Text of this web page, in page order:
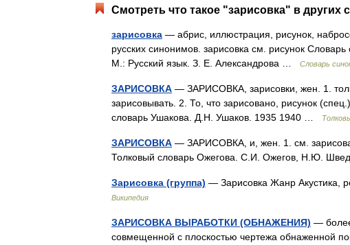
Смотреть что такое "зарисовка" в других
зарисовка — абрис, иллюстрация, рисунок,
русских синонимов. зарисовка см. рисунок
М.: Русский язык. З. Е. Александрова …
Словарь
ЗАРИСОВКА — ЗАРИСОВКА, зарисовки, жен. 1.
зарисовывать. 2. То, что зарисовано, рисунок
словарь Ушакова. Д.Н. Ушаков. 1935 1940 …
ЗАРИСОВКА — ЗАРИСОВКА, и, жен. 1. см.
Толковый словарь Ожегова. С.И. Ожегов, Н.Ю.
Зарисовка (группа) — Зарисовка Жанр Акустика,
Википедия
ЗАРИСОВКА ВЫРАБОТКИ (ОБНАЖЕНИЯ) —
совмещенной с плоскостью чертежа обнаженной